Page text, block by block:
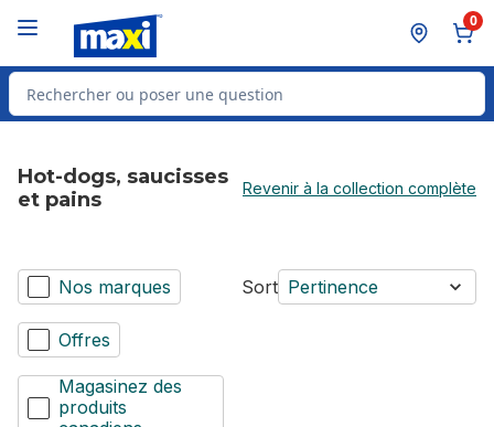
0
Rechercher des produits
Hot-dogs, saucisses
et pains
Revenir à la collection complète
Nos marques
Offres
Magasinez des
produits
Sort Pertinence